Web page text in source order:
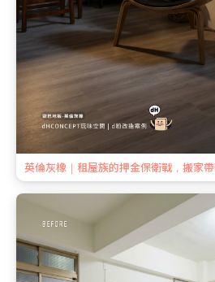
英倫灰橡｜租屋族的押金保衛戰，搬家